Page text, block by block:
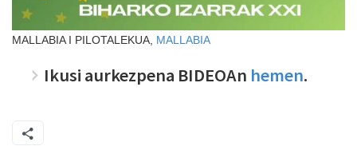
MALLABIA I PILOTALEKUA, MALLABIA
Ikusi aurkezpena BIDEOAn hemen.